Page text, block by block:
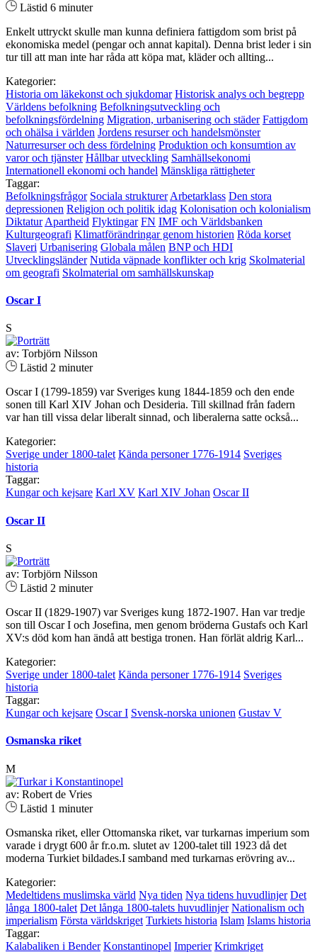
Lästid 6 minuter
Enkelt uttryckt skulle man kunna definiera fattigdom som brist på
ekonomiska medel (pengar och annat kapital). Denna brist leder i sin
tur till att man inte har råda att köpa mat, kläder och allting...
Kategorier:
Historia om läkekonst och sjukdomar Historisk analys och begrepp
Världens befolkning Befolkningsutveckling och
befolkningsfördelning Migration, urbanisering och städer Fattigdom
och ohälsa i världen Jordens resurser och handelsmönster
Naturresurser och dess fördelning Produktion och konsumtion av
varor och tjänster Hållbar utveckling Samhällsekonomi
Internationell ekonomi och handel Mänskliga rättigheter
Taggar:
Befolkningsfrågor Sociala strukturer Arbetarklass Den stora
depressionen Religion och politik idag Kolonisation och kolonialism
Diktatur Apartheid Flyktingar FN IMF och Världsbanken
Kulturgeografi Klimatförändringar genom historien Röda korset
Slaveri Urbanisering Globala målen BNP och HDI
Utvecklingsländer Nutida väpnade konflikter och krig Skolmaterial
om geografi Skolmaterial om samhällskunskap
Oscar I
S
av: Torbjörn Nilsson
Lästid 2 minuter
Oscar I (1799-1859) var Sveriges kung 1844-1859 och den ende
sonen till Karl XIV Johan och Desideria. Till skillnad från fadern
var han till vissa delar liberalt sinnad, och liberalerna satte också...
Kategorier:
Sverige under 1800-talet Kända personer 1776-1914 Sveriges
historia
Taggar:
Kungar och kejsare Karl XV Karl XIV Johan Oscar II
Oscar II
S
av: Torbjörn Nilsson
Lästid 2 minuter
Oscar II (1829-1907) var Sveriges kung 1872-1907. Han var tredje
son till Oscar I och Josefina, men genom bröderna Gustafs och Karl
XV:s död kom han ändå att bestiga tronen. Han förlät aldrig Karl...
Kategorier:
Sverige under 1800-talet Kända personer 1776-1914 Sveriges
historia
Taggar:
Kungar och kejsare Oscar I Svensk-norska unionen Gustav V
Osmanska riket
M
av: Robert de Vries
Lästid 1 minuter
Osmanska riket, eller Ottomanska riket, var turkarnas imperium som
varade i drygt 600 år fr.o.m. slutet av 1200-talet till 1923 då det
moderna Turkiet bildades.I samband med turkarnas erövring av...
Kategorier:
Medeltidens muslimska värld Nya tiden Nya tidens huvudlinjer Det
långa 1800-talet Det långa 1800-talets huvudlinjer Nationalism och
imperialism Första världskriget Turkiets historia Islam Islams historia
Taggar:
Kalabaliken i Bender Konstantinopel Imperier Krimkriget